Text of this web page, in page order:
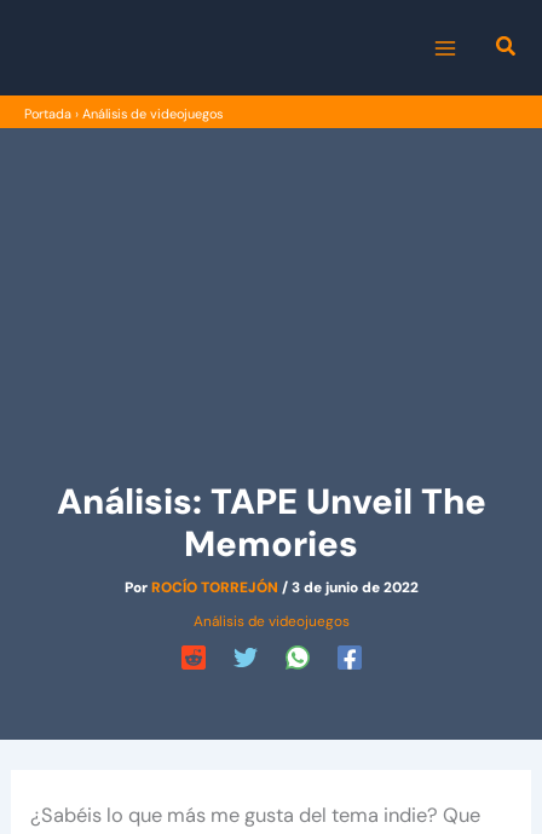
MENU
Portada › Análisis de videojuegos
Análisis: TAPE Unveil The
Memories
PorROCÍO TORREJÓN /3 de junio de 2022
Análisis de videojuegos
¿Sabéis lo que más me gusta del tema indie? Que